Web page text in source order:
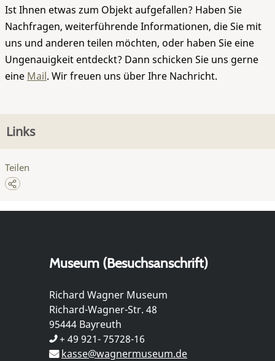
Ist Ihnen etwas zum Objekt aufgefallen? Haben Sie
Nachfragen, weiterführende Informationen, die Sie mit
uns und anderen teilen möchten, oder haben Sie eine
Ungenauigkeit entdeckt? Dann schicken Sie uns gerne
eine Mail. Wir freuen uns über Ihre Nachricht.
Links
Teilen
Museum (Besuchsanschrift)
Richard Wagner Museum
Richard-Wagner-Str. 48
95444 Bayreuth
+ 49 921- 75728-16
kasse@wagnermuseum.de